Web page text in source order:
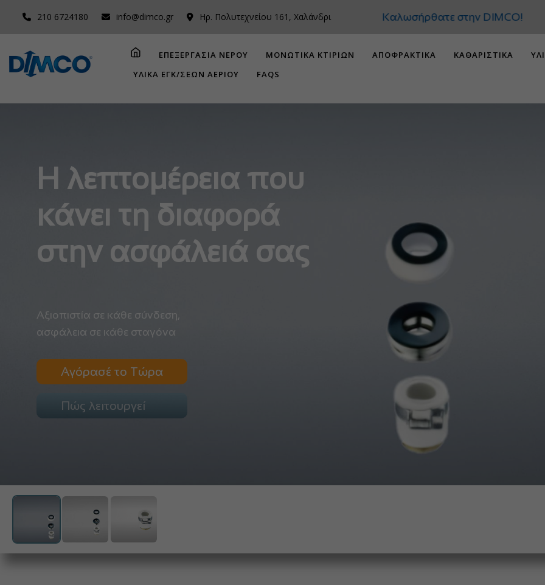
210 6724180 info@dimco.gr Ηρ. Πολυτεχνείου 161, Χαλάνδρι Καλωσήρθατε στην
ΕΠΕΞΕΡΓΑΣΙΑ ΝΕΡΟΥ ΜΟΝΩΤΙΚΑ ΚΤΙΡΙΩΝ ΑΠΟΦΡΑΚΤΙΚΑ ΚΑΘΑΡΙΣΤΙΚΑ
ΥΛΙΚΑ ΕΓΚ/ΣΕΩΝ ΑΕΡΙΟΥ
FAQS
Η λεπτομέρεια που
κάνει τη διαφορά
στην ασφάλειά σας
Αξιοπιστία σε κάθε σύνδεση,
ασφάλεια σε κάθε σταγόνα
Αγόρασέ το Τώρα
Πώς λειτουργεί